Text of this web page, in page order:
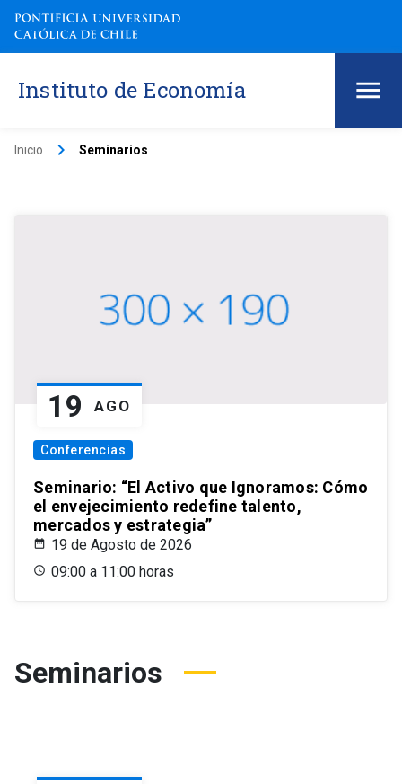
Instituto de Economía
Inicio keyboard_arrow_right Seminarios
19 AGO
Conferencias
Seminario: “El Activo que Ignoramos: Cómo
el envejecimiento redefine talento,
mercados y estrategia”
19 de Agosto de 2026
09:00 a 11:00 horas
Seminarios